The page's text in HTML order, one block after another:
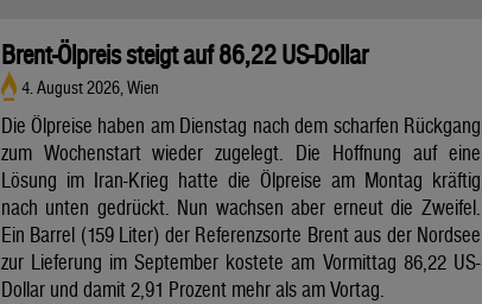
Brent-Ölpreis steigt auf 86,22 US-Dollar
4. August 2026, Wien
Die Ölpreise haben am Dienstag nach dem scharfen Rückgang
zum Wochenstart wieder zugelegt. Die Hoffnung auf eine
Lösung im Iran-Krieg hatte die Ölpreise am Montag kräftig
nach unten gedrückt. Nun wachsen aber erneut die Zweifel.
Ein Barrel (159 Liter) der Referenzsorte Brent aus der Nordsee
zur Lieferung im September kostete am Vormittag 86,22 US-
Dollar und damit 2,91 Prozent mehr als am Vortag.